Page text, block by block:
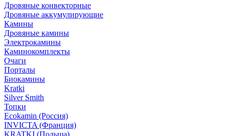
Дровяные конвекторные
Дровяные аккумулирующие
Камины
Дровяные камины
Электрокамины
Каминокомплекты
Очаги
Порталы
Биокамины
Kratki
Silver Smith
Топки
Ecokamin (Россия)
INVICTA (Франция)
KRATKI (Польша)